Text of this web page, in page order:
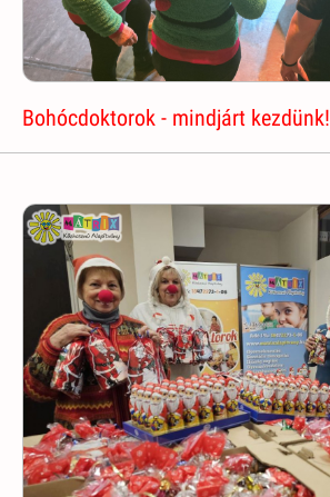
Bohócdoktorok - mindjárt kezdünk!